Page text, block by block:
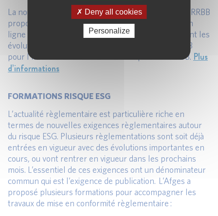
La nouvelle formation d’une journée sur le COREP IRRBB
proposée par l’Afges, complète la formation déjà en
ligne sur la Mesure et gestion de l’IRRBB présentant les
évolutions du cadre entrée en vigueur dès juin 2023
pour l’IRRBB et dès décembre 2023 pour le CSRBB. Plus
d’informations
FORMATIONS RISQUE ESG
L’actualité règlementaire est particulière riche en
termes de nouvelles exigences règlementaires autour
du risque ESG. Plusieurs règlementations sont soit déjà
entrées en vigueur avec des évolutions importantes en
cours, ou vont rentrer en vigueur dans les prochains
mois. L’essentiel de ces exigences ont un dénominateur
commun qui est l’exigence de publication. L’Afges a
proposé plusieurs formations pour accompagner les
travaux de mise en conformité règlementaire :
Deny all cookies
Personalize